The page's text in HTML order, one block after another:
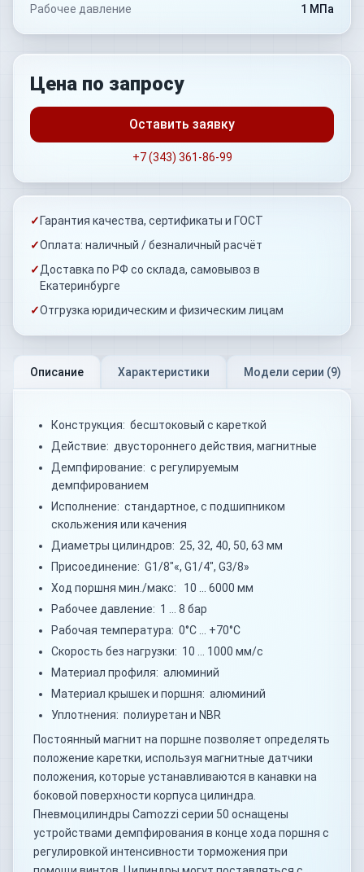
Рабочее давление 1 МПа
Цена по запросу
Оставить заявку
+7 (343) 361-86-99
✓ Гарантия качества, сертификаты и ГОСТ
✓Оплата: наличный / безналичный расчёт
✓Доставка по РФ со склада, самовывоз в
Екатеринбурге
✓Отгрузка юридическим и физическим лицам
Описание Характеристики Модели серии (9)
Конструкция: бесштоковый с кареткой
Действие: двустороннего действия, магнитные
Демпфирование: с регулируемым
демпфированием
Исполнение: стандартное, с подшипником
скольжения или качения
Диаметры цилиндров: 25, 32, 40, 50, 63 мм
Присоединение: G1/8"«, G1/4", G3/8»
Ход поршня мин./макс: 10 … 6000 мм
Рабочее давление: 1 … 8 бар
Рабочая температура: 0°C … +70°C
Скорость без нагрузки: 10 … 1000 мм/с
Материал профиля: алюминий
Материал крышек и поршня: алюминий
Уплотнения: полиуретан и NBR
Постоянный магнит на поршне позволяет определять
положение каретки, используя магнитные датчики
положения, которые устанавливаются в канавки на
боковой поверхности корпуса цилиндра.
Пневмоцилиндры Camozzi серии 50 оснащены
устройствами демпфирования в конце хода поршня с
регулировкой интенсивности торможения при